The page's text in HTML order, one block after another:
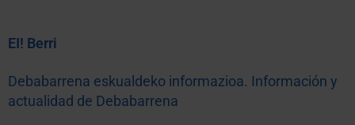
EI! Berri
Debabarrena eskualdeko informazioa. Información y
actualidad de Debabarrena